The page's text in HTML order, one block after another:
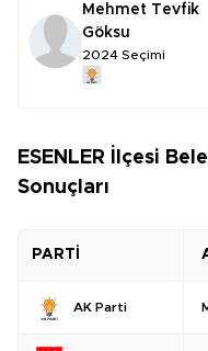
Mehmet Tevfik
Göksu
2024 Seçimi
ESENLER İlçesi
Sonuçları
PARTİ
AK Parti